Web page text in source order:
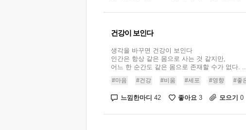
건강이 보인다
생각을 바꾸면 건강이 보인다
인간은 항상 같은 몸으로 사는 것 같지만,
어느 한 순간도 같은 몸으로 존재할 수가 없다. ...
#마음 #건강 #비움 #세포 #영향 #좋
느낌한마디 42 좋아요 3 모으기 0